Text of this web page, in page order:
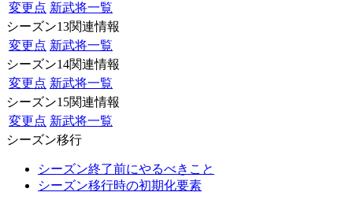
変更点 新武将一覧
シーズン13関連情報
変更点 新武将一覧
シーズン14関連情報
変更点 新武将一覧
シーズン15関連情報
変更点 新武将一覧
シーズン移行
シーズン終了前にやるべきこと
シーズン移行時の初期化要素